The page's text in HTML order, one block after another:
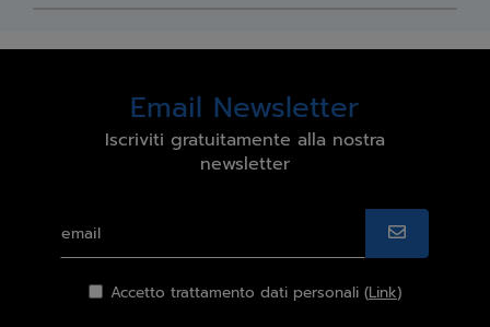
Email Newsletter
Iscriviti gratuitamente alla nostra
newsletter
Accetto trattamento dati personali (Link)